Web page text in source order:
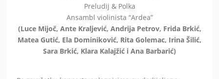
Preludij & Polka
Ansambl violinista “Ardea”
(Luce Mijoč, Ante Kraljević, Andrija Petrov, Frida Brkić,
Matea Gutić, Ela Dominiković, Rita Golemac, Irina Šilić,
Sara Brkić, Klara Kalajžić i Ana Barbarić)